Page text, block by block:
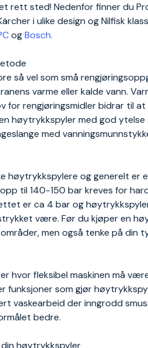
rett sted! Nedenfor finner du
i ulike design og Nilfisk
ogBosch.
så vel som små
varme eller kalde vann.
rengjøringsmidler bidrar til
høytrykkspyler med god
med
høytrykkspylere og generelt
til 140-150 bar kreves for
er ca 4 bar og
være. Før du kjøper en
men også tenke på
hvor fleksibel maskinen må
som gjør
der inngrodd
bedre.
høytrykkspyler